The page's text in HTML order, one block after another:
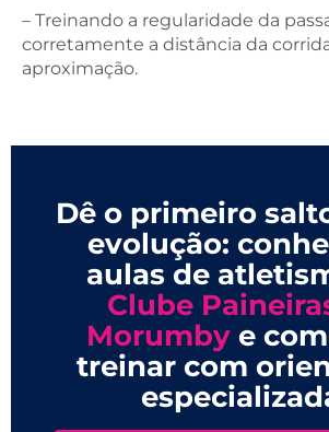
– Treinando a regularidade da
corretamente a distância da
aproximação.
Dê o primeiro
evolução:
aulas de
Clube
Morumbye
treinar com